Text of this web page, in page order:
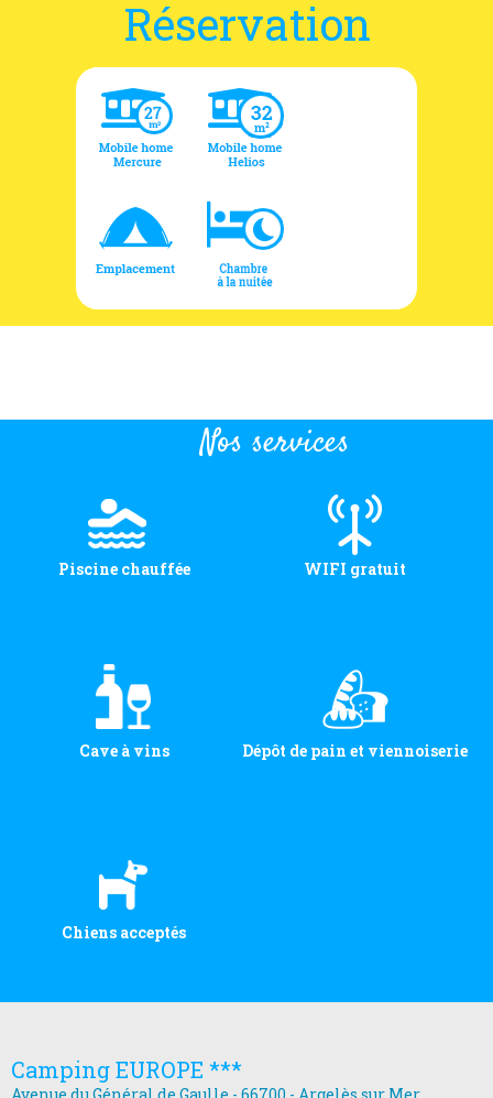
Réservation
Nos services
Piscine chauffée WIFI gratuit
Cave à vins Dépôt de pain et viennoiserie
Chiens acceptés
Camping EUROPE ***
Avenue du Général de Gaulle - 66700 - Argelès sur Mer